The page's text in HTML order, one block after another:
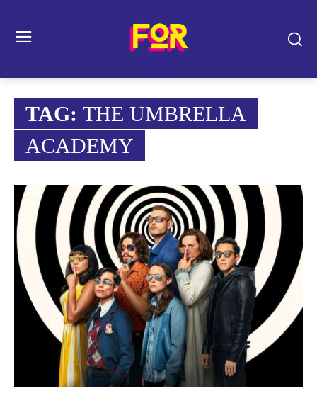
TAG: THE UMBRELLA
ACADEMY